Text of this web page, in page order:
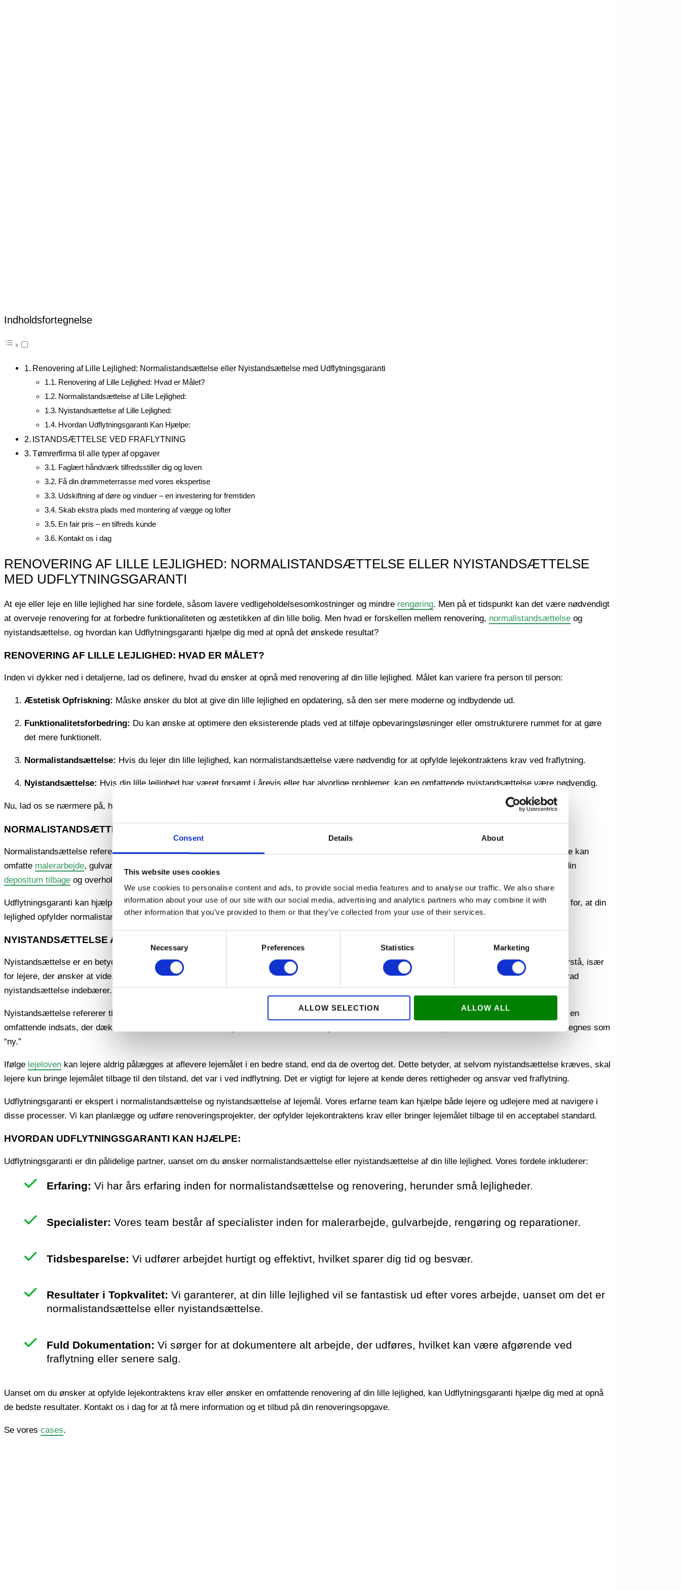
Consent Details About
This website uses cookies
We use cookies to personalise content and ads, to provide social media features and to analyse our traffic. We also share
information about your use of our site with our social media, advertising and analytics partners who may combine it with
other information that you’ve provided to them or that they’ve collected from your use of their services.
Consent
Necessary Preferences Statistics Marketing
ALLOW SELECTION ALLOW ALL
Indholdsfortegnelse
Renovering af Lille Lejlighed: Normalistandsættelse eller Nyistandsættelse med Udflytningsgaranti
Renovering af Lille Lejlighed: Hvad er Målet?
Normalistandsættelse af Lille Lejlighed:
Nyistandsættelse af Lille Lejlighed:
Hvordan Udflytningsgaranti Kan Hjælpe:
ISTANDSÆTTELSE VED FRAFLYTNING
Tømrerfirma til alle typer af opgaver
Faglært håndværk tilfredsstiller dig og loven
Få din drømmeterrasse med vores ekspertise
Udskiftning af døre og vinduer – en investering for fremtiden
Skab ekstra plads med montering af vægge og lofter
En fair pris – en tilfreds kunde
Kontakt os i dag
RENOVERING AF LILLE LEJLIGHED: NORMALISTANDSÆTTELSE ELLER NYISTANDSÆTTELSE
MED UDFLYTNINGSGARANTI
At eje eller leje en lille lejlighed har sine fordele, såsom lavere vedligeholdelsesomkostninger og mindre rengøring. Men på et tidspunkt kan det være nødvendigt
at overveje renovering for at forbedre funktionaliteten og æstetikken af din lille bolig. Men hvad er forskellen mellem renovering, normalistandsættelse og
nyistandsættelse, og hvordan kan Udflytningsgaranti hjælpe dig med at opnå det ønskede resultat?
RENOVERING AF LILLE LEJLIGHED: HVAD ER MÅLET?
Inden vi dykker ned i detaljerne, lad os definere, hvad du ønsker at opnå med renovering af din lille lejlighed. Målet kan variere fra person til person:
Æstetisk Opfriskning: Måske ønsker du blot at give din lille lejlighed en opdatering, så den ser mere moderne og indbydende ud.
Funktionalitetsforbedring: Du kan ønske at optimere den eksisterende plads ved at tilføje opbevaringsløsninger eller omstrukturere rummet for at gøre
det mere funktionelt.
Normalistandsættelse: Hvis du lejer din lille lejlighed, kan normalistandsættelse være nødvendig for at opfylde lejekontraktens krav ved fraflytning.
Nyistandsættelse: Hvis din lille lejlighed har været forsømt i årevis eller har alvorlige problemer, kan en omfattende nyistandsættelse være nødvendig.
Nu, lad os se nærmere på, hvad disse begreber betyder, og hvordan Udflytningsgaranti kan hjælpe.
NORMALISTANDSÆTTELSE AF LILLE LEJLIGHED:
Normalistandsættelse refererer til at bringe lejligheden tilbage til den stand, den var i ved indflytning, med undtagelse af almindeligt slid og ælde. Dette kan
omfatte malerarbejde, gulvarbejde, rengøring og små reparationer. Hvis du lejer din lille lejlighed, kan normalistandsættelse være påkrævet for at få din
depositum tilbage og overholde lejekontrakten.
Udflytningsgaranti kan hjælpe med at udføre normalistandsættelse til perfektion. Vores erfarne team kan udføre alle de nødvendige opgaver og sørge for, at din
lejlighed opfylder normalistandsættelsesstandarderne.
NYISTANDSÆTTELSE AF LILLE LEJLIGHED:
Nyistandsættelse er en betydelig proces, der involverer en omfattende renovering af en lejlighed eller et erhvervslokale. Dette koncept er vigtigt at forstå, især
for lejere, der ønsker at vide, hvad de kan forvente ved fraflytning eller ved indflytning i et nyt lejemål. Læs videre for at få en dybere forståelse af, hvad
nyistandsættelse indebærer.
Nyistandsættelse refererer til en renoveringsproces, hvor lejemålet bringes tilbage til en tilstand, der svarer til, at det er nyt. Dette indebærer normalt en
omfattende indsats, der dækker alt fra strukturelle forbedringer til kosmetiske ændringer. Formålet er at forvandle lejemålet til en tilstand, der kan betegnes som
“ny.”
Ifølge lejeloven kan lejere aldrig pålægges at aflevere lejemålet i en bedre stand, end da de overtog det. Dette betyder, at selvom nyistandsættelse kræves, skal
lejere kun bringe lejemålet tilbage til den tilstand, det var i ved indflytning. Det er vigtigt for lejere at kende deres rettigheder og ansvar ved fraflytning.
Udflytningsgaranti er ekspert i normalistandsættelse og nyistandsættelse af lejemål. Vores erfarne team kan hjælpe både lejere og udlejere med at navigere i
disse processer. Vi kan planlægge og udføre renoveringsprojekter, der opfylder lejekontraktens krav eller bringer lejemålet tilbage til en acceptabel standard.
HVORDAN UDFLYTNINGSGARANTI KAN HJÆLPE:
Udflytningsgaranti er din pålidelige partner, uanset om du ønsker normalistandsættelse eller nyistandsættelse af din lille lejlighed. Vores fordele inkluderer:
Erfaring: Vi har års erfaring inden for normalistandsættelse og renovering, herunder små lejligheder.
Specialister: Vores team består af specialister inden for malerarbejde, gulvarbejde, rengøring og reparationer.
Tidsbesparelse: Vi udfører arbejdet hurtigt og effektivt, hvilket sparer dig tid og besvær.
Resultater i Topkvalitet: Vi garanterer, at din lille lejlighed vil se fantastisk ud efter vores arbejde, uanset om det er
normalistandsættelse eller nyistandsættelse.
Fuld Dokumentation: Vi sørger for at dokumentere alt arbejde, der udføres, hvilket kan være afgørende ved
fraflytning eller senere salg.
Uanset om du ønsker at opfylde lejekontraktens krav eller ønsker en omfattende renovering af din lille lejlighed, kan Udflytningsgaranti hjælpe dig med at opnå
de bedste resultater. Kontakt os i dag for at få mere information og et tilbud på din renoveringsopgave.
Se vores cases.